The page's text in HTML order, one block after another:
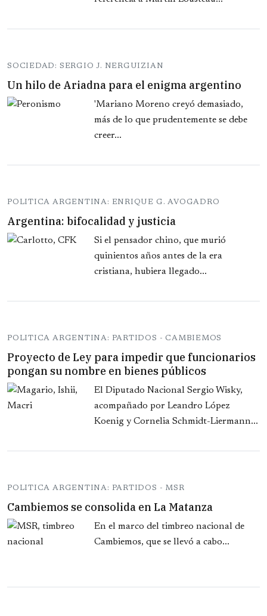
SOCIEDAD: SERGIO J. NERGUIZIAN
Un hilo de Ariadna para el enigma argentino
'Mariano Moreno creyó demasiado,
más de lo que prudentemente se debe
creer...
POLITICA ARGENTINA: ENRIQUE G. AVOGADRO
Argentina: bifocalidad y justicia
Si el pensador chino, que murió
quinientos años antes de la era
cristiana, hubiera llegado...
POLITICA ARGENTINA: PARTIDOS - CAMBIEMOS
Proyecto de Ley para impedir que funcionarios
pongan su nombre en bienes públicos
El Diputado Nacional Sergio Wisky,
acompañado por Leandro López
Koenig y Cornelia Schmidt-Liermann...
POLITICA ARGENTINA: PARTIDOS - MSR
Cambiemos se consolida en La Matanza
En el marco del timbreo nacional de
Cambiemos, que se llevó a cabo...